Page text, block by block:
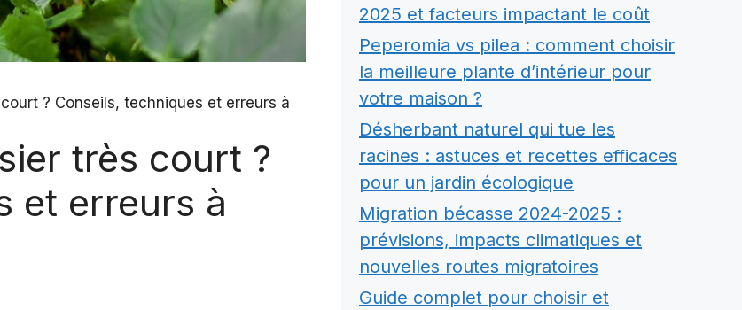
? Conseils, techniques et erreurs à
très court ?
et erreurs à
2025 et facteurs impactant le coût
Peperomia vs pilea : comment choisir
la meilleure plante d’intérieur pour
votre maison ?
Désherbant naturel qui tue les
racines : astuces et recettes efficaces
pour un jardin écologique
Migration bécasse 2024-2025 :
prévisions, impacts climatiques et
nouvelles routes migratoires
Guide complet pour choisir et